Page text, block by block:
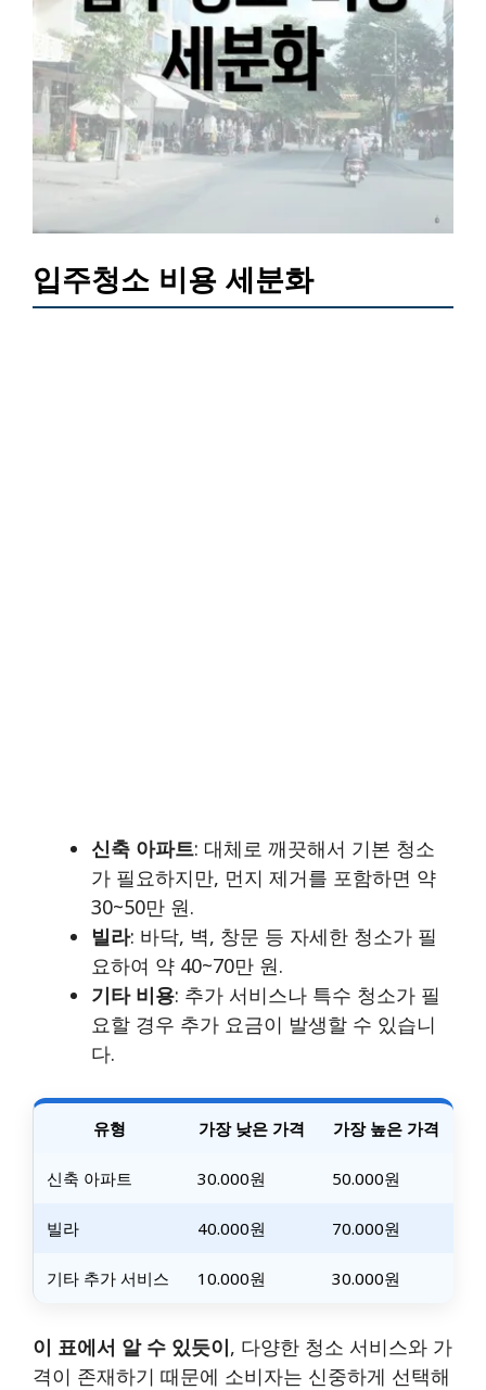
입주청소 비용 세분화
신축 아파트: 대체로 깨끗해서 기본 청소
가 필요하지만, 먼지 제거를 포함하면 약
30~50만 원.
빌라: 바닥, 벽, 창문 등 자세한 청소가 필
요하여 약 40~70만 원.
기타 비용: 추가 서비스나 특수 청소가 필
요할 경우 추가 요금이 발생할 수 있습니
다.
유형 가장 낮은 가격 가장 높은 가격
신축 아파트 30.000원 50.000원
빌라 40.000원 70.000원
기타 추가 서비스 10.000원 30.000원
이 표에서 알 수 있듯이, 다양한 청소 서비스와 가
격이 존재하기 때문에 소비자는 신중하게 선택해